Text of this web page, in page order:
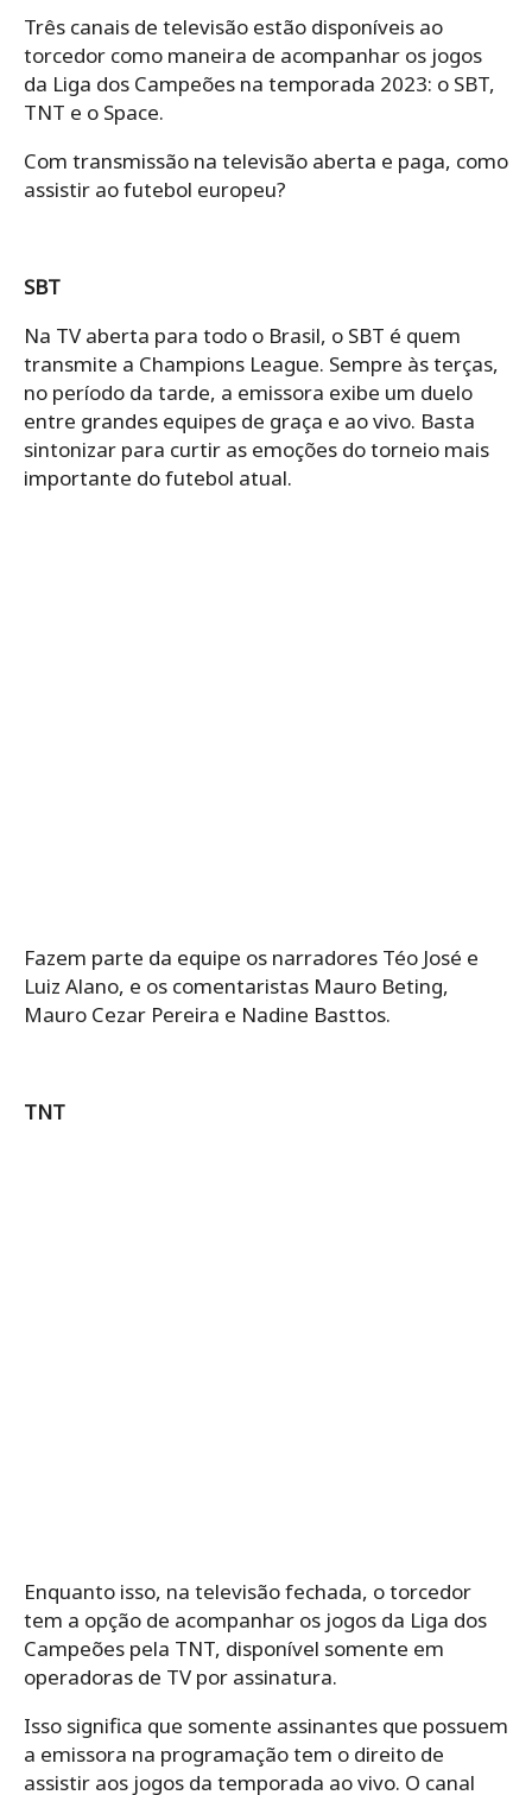
Três canais de televisão estão disponíveis ao
torcedor como maneira de acompanhar os jogos
da Liga dos Campeões na temporada 2023: o SBT,
TNT e o Space.
Com transmissão na televisão aberta e paga, como
assistir ao futebol europeu?
SBT
Na TV aberta para todo o Brasil, o SBT é quem
transmite a Champions League. Sempre às terças,
no período da tarde, a emissora exibe um duelo
entre grandes equipes de graça e ao vivo. Basta
sintonizar para curtir as emoções do torneio mais
importante do futebol atual.
Fazem parte da equipe os narradores Téo José e
Luiz Alano, e os comentaristas Mauro Beting,
Mauro Cezar Pereira e Nadine Basttos.
TNT
Enquanto isso, na televisão fechada, o torcedor
tem a opção de acompanhar os jogos da Liga dos
Campeões pela TNT, disponível somente em
operadoras de TV por assinatura.
Isso significa que somente assinantes que possuem
a emissora na programação tem o direito de
assistir aos jogos da temporada ao vivo. O canal